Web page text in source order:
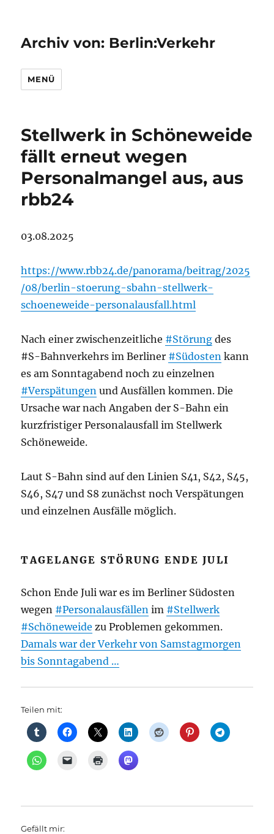
Archiv von: Berlin:Verkehr
MENÜ
Stellwerk in Schöneweide
fällt erneut wegen
Personalmangel aus, aus
rbb24
03.08.2025
https://www.rbb24.de/panorama/beitrag/2025
/08/berlin-stoerung-sbahn-stellwerk-
schoeneweide-personalausfall.html
Nach einer zwischenzeitliche #Störung des
#S-Bahnverkehrs im Berliner #Südosten kann
es am Sonntagabend noch zu einzelnen
#Verspätungen und Ausfällen kommen. Die
Ursache war nach Angaben der S-Bahn ein
kurzfristiger Personalausfall im Stellwerk
Schöneweide.
Laut S-Bahn sind auf den Linien S41, S42, S45,
S46, S47 und S8 zunächst noch Verspätungen
und einzelnen Ausfälle möglich.
TAGELANGE STÖRUNG ENDE JULI
Schon Ende Juli war es im Berliner Südosten
wegen #Personalausfällen im #Stellwerk
#Schöneweide zu Problemen gekommen.
Damals war der Verkehr von Samstagmorgen
bis Sonntagabend …
Teilen mit:
Gefällt mir: